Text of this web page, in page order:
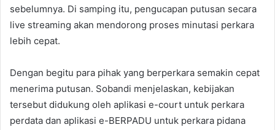
sebelumnya. Di samping itu, pengucapan putusan secara
live streaming akan mendorong proses minutasi perkara
lebih cepat.
Dengan begitu para pihak yang berperkara semakin cepat
menerima putusan. Sobandi menjelaskan, kebijakan
tersebut didukung oleh aplikasi e-court untuk perkara
perdata dan aplikasi e-BERPADU untuk perkara pidana